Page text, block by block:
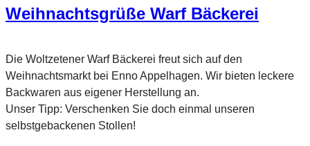
Weihnachtsgrüße Warf Bäckerei
Die Woltzetener Warf Bäckerei freut sich auf den
Weihnachtsmarkt bei Enno Appelhagen. Wir bieten leckere
Backwaren aus eigener Herstellung an.
Unser Tipp: Verschenken Sie doch einmal unseren
selbstgebackenen Stollen!